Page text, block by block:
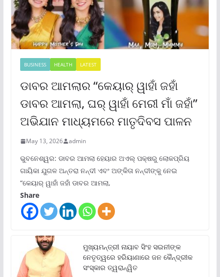
BUSINESS HEALTH LATEST
ଡାବର ଆମଲାର “କେୟାର୍ ୱାହାଁ ଜହାଁ
ଡାବର ଆମଲା, ଘର୍ ୱାହାଁ ମେରୀ ମାଁ ଜହାଁ”
ଅଭିଯାନ ମାଧ୍ୟମରେ ମାତୃଦିବସ ପାଳନ
May 13, 2026 admin
ଭୁବନେଶ୍ୱର: ଡାବର ଆମଲା ହେୟାର ଅଏଲ୍ ପକ୍ଷରୁ ଲୋକପ୍ରିୟ
ଗାୟିକା ଯୁଗଳ ଅନ୍ତରା ନନ୍ଦୀ ଏବଂ ଅଙ୍କିତା ନନ୍ଦୀଙ୍କୁ ନେଇ
“କେୟାର୍ ୱାହାଁ ଜହାଁ ଡାବର ଆମଲା,
Share
ମୁଖ୍ୟମନ୍ତ୍ରୀ ନାୟାବ ସିଂହ ସଇନୀଙ୍କ
ନେତୃତ୍ୱରେ ହରିୟାଣାରେ ଜନ କୈନ୍ଦ୍ରୀକ
ସଂସ୍କାର ତ୍ୱରାନ୍ୱିତ